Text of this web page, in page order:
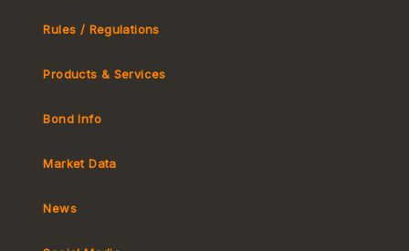
Rules / Regulations
Market Convention
Products & Services
Bond Info
Market Data
Yield Curve
News